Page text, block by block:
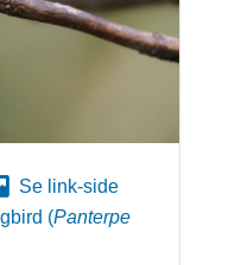
Se link-side
(Panterpe